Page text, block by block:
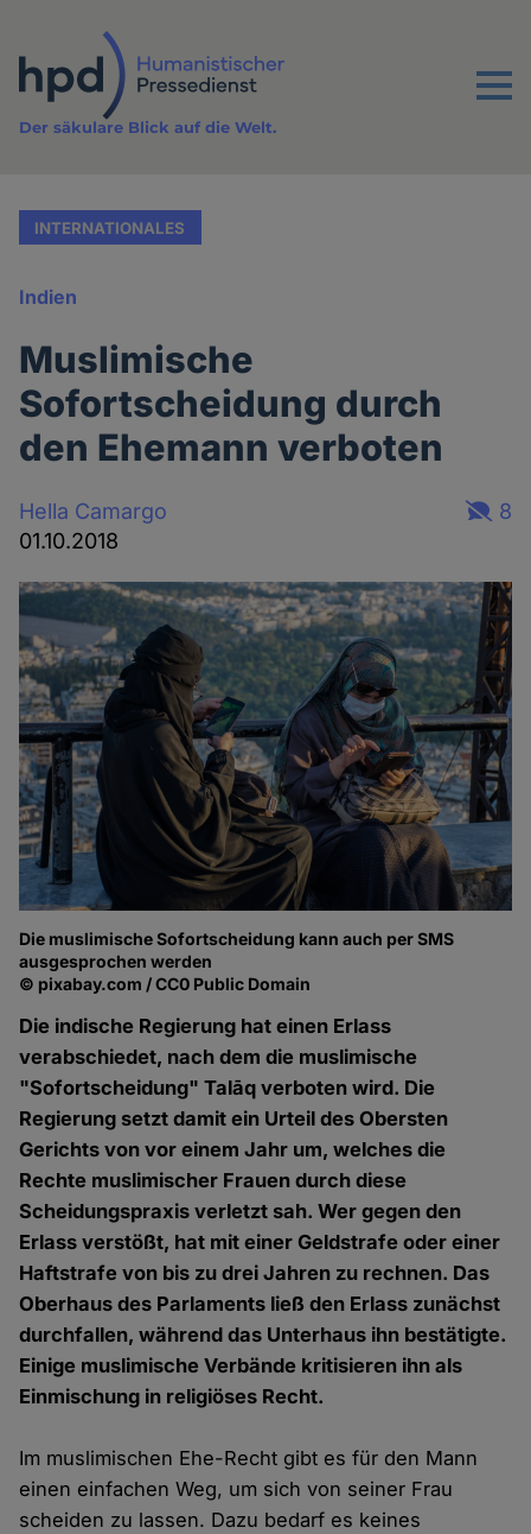
Inhalt
Menu
Der säkulare Blick auf die Welt.
INTERNATIONALES
Indien
Muslimische
Sofortscheidung durch
den Ehemann verboten
Hella Camargo
01.10.2018
8
Die muslimische Sofortscheidung kann auch per SMS
ausgesprochen werden
© pixabay.com / CC0 Public Domain
Die indische Regierung hat einen Erlass
verabschiedet, nach dem die muslimische
"Sofortscheidung" Talāq verboten wird. Die
Regierung setzt damit ein Urteil des Obersten
Gerichts von vor einem Jahr um, welches die
Rechte muslimischer Frauen durch diese
Scheidungspraxis verletzt sah. Wer gegen den
Erlass verstößt, hat mit einer Geldstrafe oder einer
Haftstrafe von bis zu drei Jahren zu rechnen. Das
Oberhaus des Parlaments ließ den Erlass zunächst
durchfallen, während das Unterhaus ihn bestätigte.
Einige muslimische Verbände kritisieren ihn als
Einmischung in religiöses Recht.
Im muslimischen Ehe-Recht gibt es für den Mann
einen einfachen Weg, um sich von seiner Frau
scheiden zu lassen. Dazu bedarf es keines